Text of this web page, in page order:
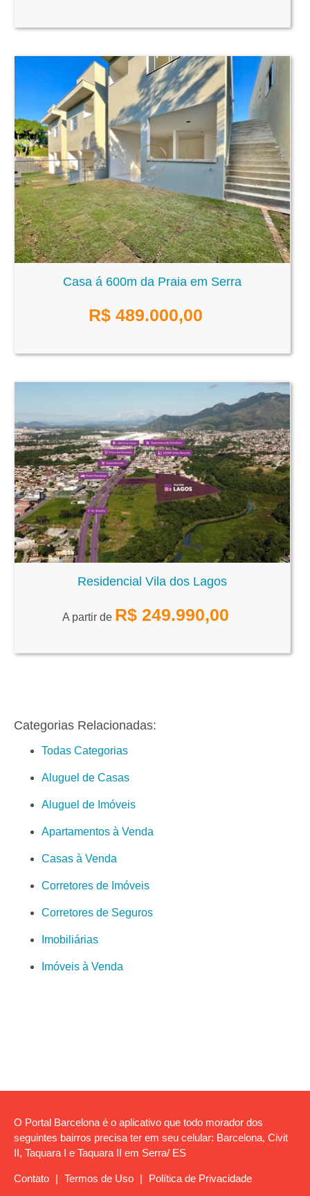
Casa á 600m da Praia em Serra
R$ 489.000,00
Residencial Vila dos Lagos
A partir de R$ 249.990,00
Categorias Relacionadas:
Todas Categorias
Aluguel de Casas
Aluguel de Imóveis
Apartamentos à Venda
Casas à Venda
Corretores de Imóveis
Corretores de Seguros
Imobiliárias
Imóveis à Venda
O Portal Barcelona é o aplicativo que todo morador dos
seguintes bairros precisa ter em seu celular: Barcelona, Civit
II, Taquara I e Taquara II em Serra/ ES
Contato | Termos de Uso | Política de Privacidade